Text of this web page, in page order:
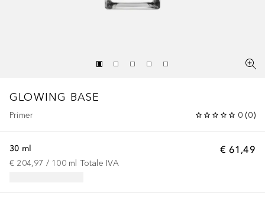
GLOWING BASE
Primer 0 (0)
€ 61,49
30 ml
€ 204,97 / 100 ml Totale IVA